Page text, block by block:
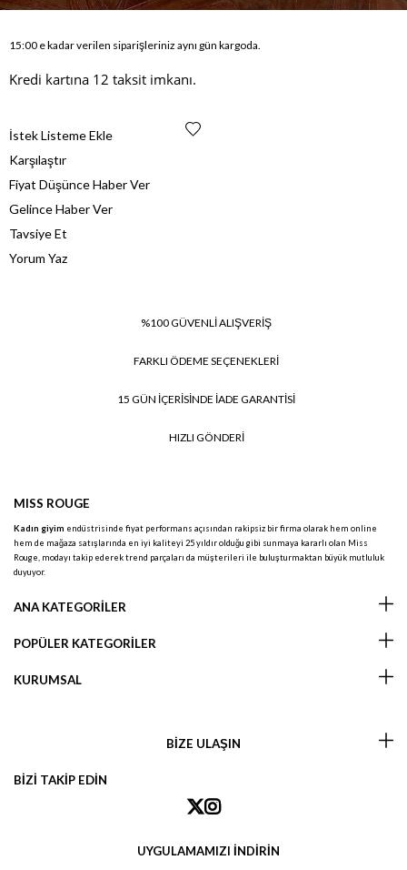
15:00 e kadar verilen siparişleriniz aynı gün kargoda.
Kredi kartına 12 taksit imkanı.
İstek Listeme Ekle
Karşılaştır
Fiyat Düşünce Haber Ver
Gelince Haber Ver
Tavsiye Et
Yorum Yaz
%100 GÜVENLİ ALIŞVERİŞ
FARKLI ÖDEME SEÇENEKLERİ
15 GÜN İÇERİSİNDE İADE GARANTİSİ
HIZLI GÖNDERİ
MISS ROUGE
Kadın giyim endüstrisinde fiyat performans açısından rakipsiz bir firma olarak hem online
hem de mağaza satışlarında en iyi kaliteyi 25 yıldır olduğu gibi sunmaya kararlı olan Miss
Rouge, modayı takip ederek trend parçaları da müşterileri ile buluşturmaktan büyük mutluluk
duyuyor.
ANA KATEGORİLER
POPÜLER KATEGORİLER
KURUMSAL
BİZE ULAŞIN
BİZİ TAKİP EDİN
UYGULAMAMIZI İNDİRİN